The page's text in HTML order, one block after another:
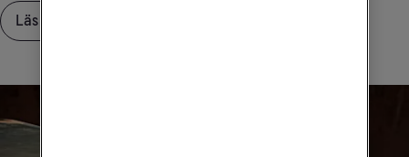
Läs om nätverkstjänster